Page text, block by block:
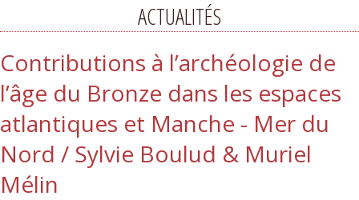
ACTUALITÉS
Contributions à l’archéologie de
l’âge du Bronze dans les espaces
atlantiques et Manche - Mer du
Nord / Sylvie Boulud & Muriel
Mélin